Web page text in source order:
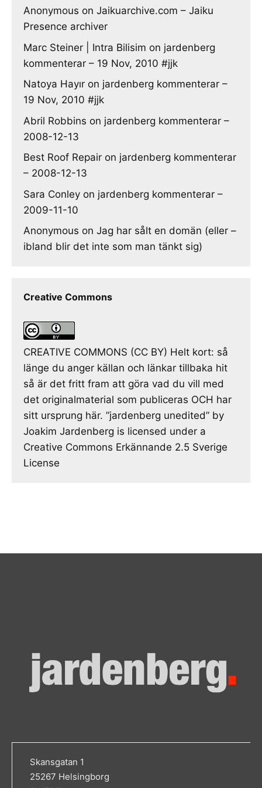
Anonymous on Jaikuarchive.com – Jaiku
Presence archiver
Marc Steiner | Intra Bilisim on jardenberg
kommenterar – 19 Nov, 2010 #jjk
Natoya Hayır on jardenberg kommenterar –
19 Nov, 2010 #jjk
Abril Robbins on jardenberg kommenterar –
2008-12-13
Best Roof Repair on jardenberg kommenterar
– 2008-12-13
Sara Conley on jardenberg kommenterar –
2009-11-10
Anonymous on Jag har sålt en domän (eller –
ibland blir det inte som man tänkt sig)
Creative Commons
CREATIVE COMMONS (CC BY) Helt kort: så
länge du anger källan och länkar tillbaka hit
så är det fritt fram att göra vad du vill med
det originalmaterial som publiceras OCH har
sitt ursprung här. ”jardenberg unedited” by
Joakim Jardenberg is licensed under a
Creative Commons Erkännande 2.5 Sverige
License
Skansgatan 1
25267 Helsingborg